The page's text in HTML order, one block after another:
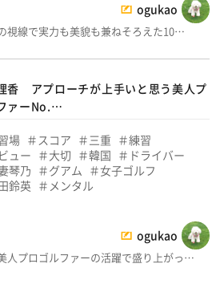
ogukao
視線で実力も美貌も兼ねそろえた10…
香 アプローチが上手いと思う美人プ
ァーNo.…
場 スコア 三重
練習
ュー
大切 韓国
ドライバー
琴乃
グアム
女子ゴルフ
鈴英
メンタル
ogukao
人プロゴルファーの活躍で盛り上がっ…